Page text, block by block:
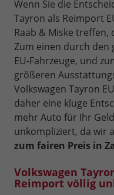
Wenn Sie die
Tayron als Reimport
Raab & Miske
Zum einen durch
EU-Fahrzeuge, und
größeren
Volkswagen Tayron
daher eine kluge
mehr Auto für Ihr
unkompliziert, da wir
zum fairen Preis in
Volkswagen
Reimport völlig